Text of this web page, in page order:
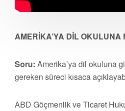
AMERİKA’YA DİL OKULUNA
Soru: Amerika’ya dil okuluna
gereken süreci kısaca
ABD Göçmenlik ve Ticaret